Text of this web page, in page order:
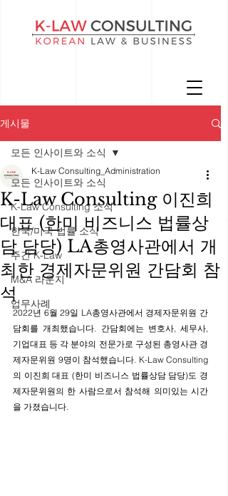
게시물
모든 인사이트와 소식
K-Law Consulting 소식
한국/미국 법률 소식
주간 K-Law
M&A 라운지
업무사례
모든 인사이트와 소식
K-Law Consulting 이진희
대표 (한미 비즈니스 법률상
담 담당) LA총영사관에서 개
최한 경제자문위원 간담회 참
석
K-Law Consulting_Administration
2022년 6월 29일 LA총영사관에서 경제자문위원 간
담회를 개최했습니다. 간담회에는 변호사, 세무사,
기업대표 등 각 분야의 전문가로 구성된 총영사관 경
제자문위원 9명이 참석했습니다. K-Law Consulting
의 이진희 대표 (한미 비즈니스 법률상담 담당)도 경
제자문위원의 한 사람으로서 참석해 의미있는 시간
을 가졌습니다.